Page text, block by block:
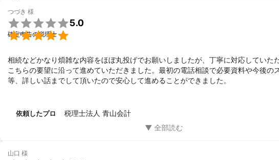
つづき 様


5.0
確定申告の税理士
相続などかなり煩雑な内容をほぼ丸投げでお願いしましたが、丁寧に対応していた
こちらの要望に沿って進めていただきました。最初の電話相談で必要資料や今後の
等、詳しい話までして頂いたので安心して進めることができました。
依頼したプロ 税理士法人 青山会計
山口 様